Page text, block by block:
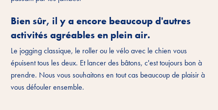
Bien sûr, il y a encore beaucoup d'autres
activités agréables en plein air.
Le jogging classique, le roller ou le vélo avec le chien vous
épuisent tous les deux. Et lancer des bâtons, c'est toujours bon à
prendre. Nous vous souhaitons en tout cas beaucoup de plaisir à
vous défouler ensemble.